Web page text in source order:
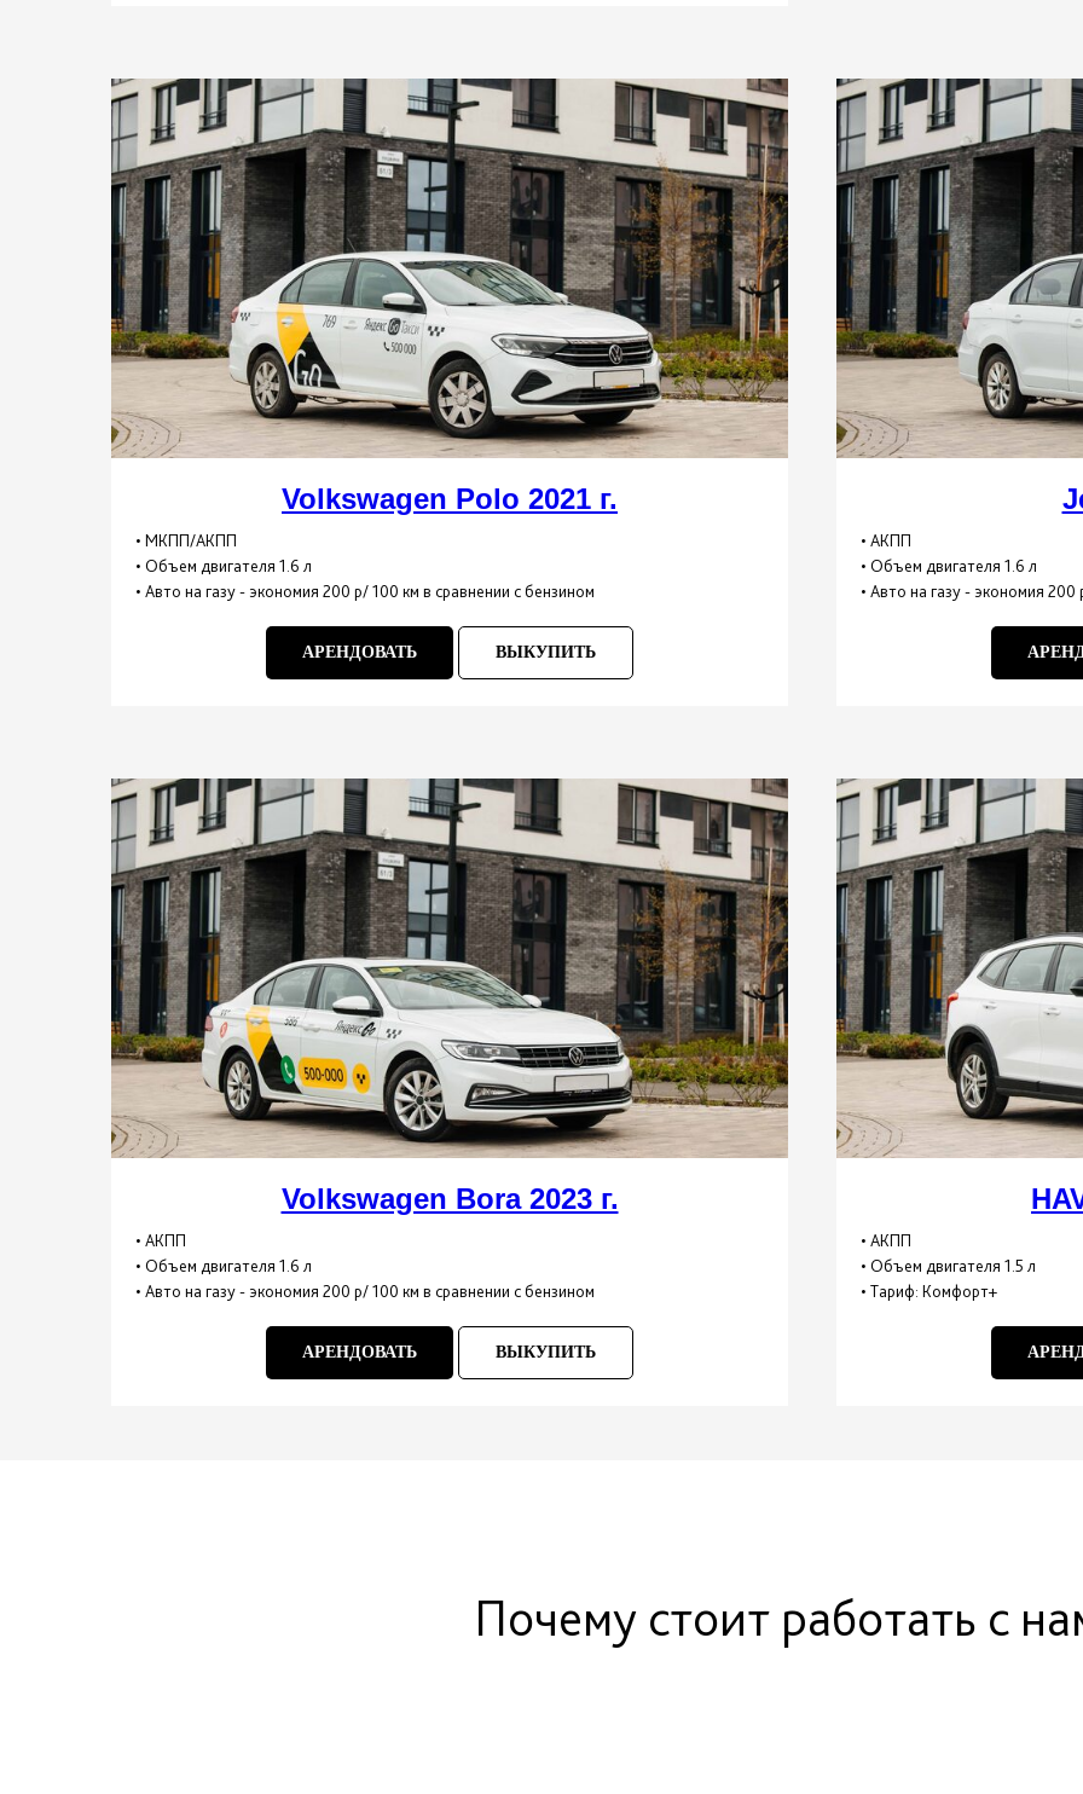
Volkswagen Polo 2021 г.
• МКПП/АКПП
• Объем двигателя 1.6 л
• Авто на газу - экономия 200 р/ 100 км в сравнении с бензином
АРЕНДОВАТЬ ВЫКУПИТЬ
• АКПП
• Объем двигателя 1.6 л
• Авто на газу - экономия
Volkswagen Bora 2023 г.
• АКПП
• Объем двигателя 1.6 л
• Авто на газу - экономия 200 р/ 100 км в сравнении с бензином
АРЕНДОВАТЬ ВЫКУПИТЬ
• АКПП
• Объем двигателя 1.5 л
• Тариф: Комфорт+
Почему стоит работать с